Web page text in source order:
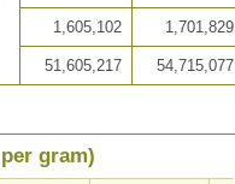
1,605,102 1,701,829
51,605,217 54,715,077
gram)